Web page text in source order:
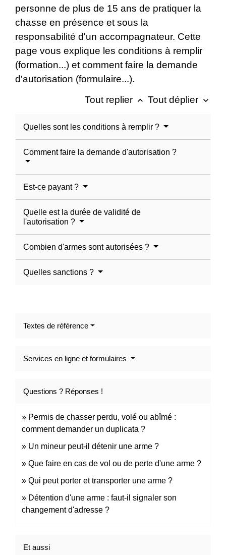
personne de plus de 15 ans de pratiquer la
chasse en présence et sous la
responsabilité d'un accompagnateur. Cette
page vous explique les conditions à remplir
(formation...) et comment faire la demande
d'autorisation (formulaire...).
Tout replier keyboard_arrow_up Tout déplier keyboard_arrow_down
Quelles sont les conditions à remplir ?
Comment faire la demande d'autorisation ?
Est-ce payant ?
Quelle est la durée de validité de
l'autorisation ?
Combien d'armes sont autorisées ?
Quelles sanctions ?
Textes de référence
Services en ligne et formulaires
Questions ? Réponses !
Permis de chasser perdu, volé ou abîmé :
comment demander un duplicata ?
Un mineur peut-il détenir une arme ?
Que faire en cas de vol ou de perte d'une arme ?
Qui peut porter et transporter une arme ?
Détention d'une arme : faut-il signaler son
changement d'adresse ?
Et aussi